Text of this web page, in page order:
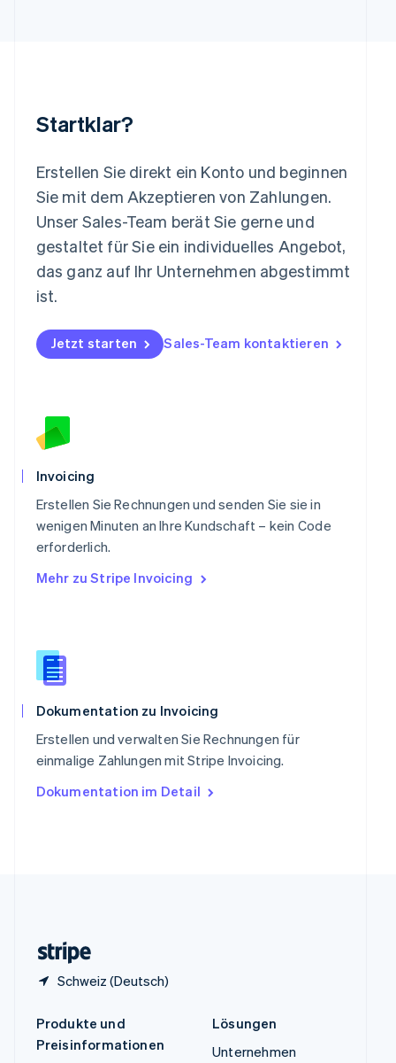
Startklar?
Erstellen Sie direkt ein Konto und beginnen
Sie mit dem Akzeptieren von Zahlungen.
Unser Sales-Team berät Sie gerne und
gestaltet für Sie ein individuelles Angebot,
das ganz auf Ihr Unternehmen abgestimmt
ist.
Jetzt starten Sales-Team kontaktieren
Invoicing
Erstellen Sie Rechnungen und senden Sie sie in
wenigen Minuten an Ihre Kundschaft – kein Code
erforderlich.
Mehr zu Stripe Invoicing
Dokumentation zu Invoicing
Erstellen und verwalten Sie Rechnungen für
einmalige Zahlungen mit Stripe Invoicing.
Dokumentation im Detail
Schweiz (Deutsch)
English
Español English
Neuseeland
English
Niederlande
Norwegen
English
Polen
English
Portugal
English
Schweden
Svenska
Schweiz
Deutsch
Singapur
English简体中文
Slowakei
English
Slowenien
English
Spanien
Español
Thailand
Tschechische Republik
English
English
Produkte und
Preisinformationen
Lösungen
Unternehmen